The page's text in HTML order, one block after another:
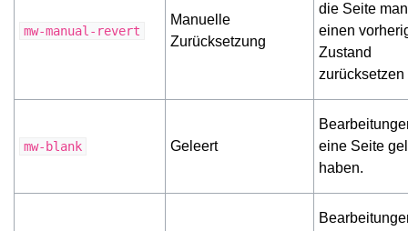
mw-manual-revert
Manuelle
Zurücksetzung
die Seite
einen
Zustand
zurücksetzen
mw-blank Geleert
eine Seite
haben.